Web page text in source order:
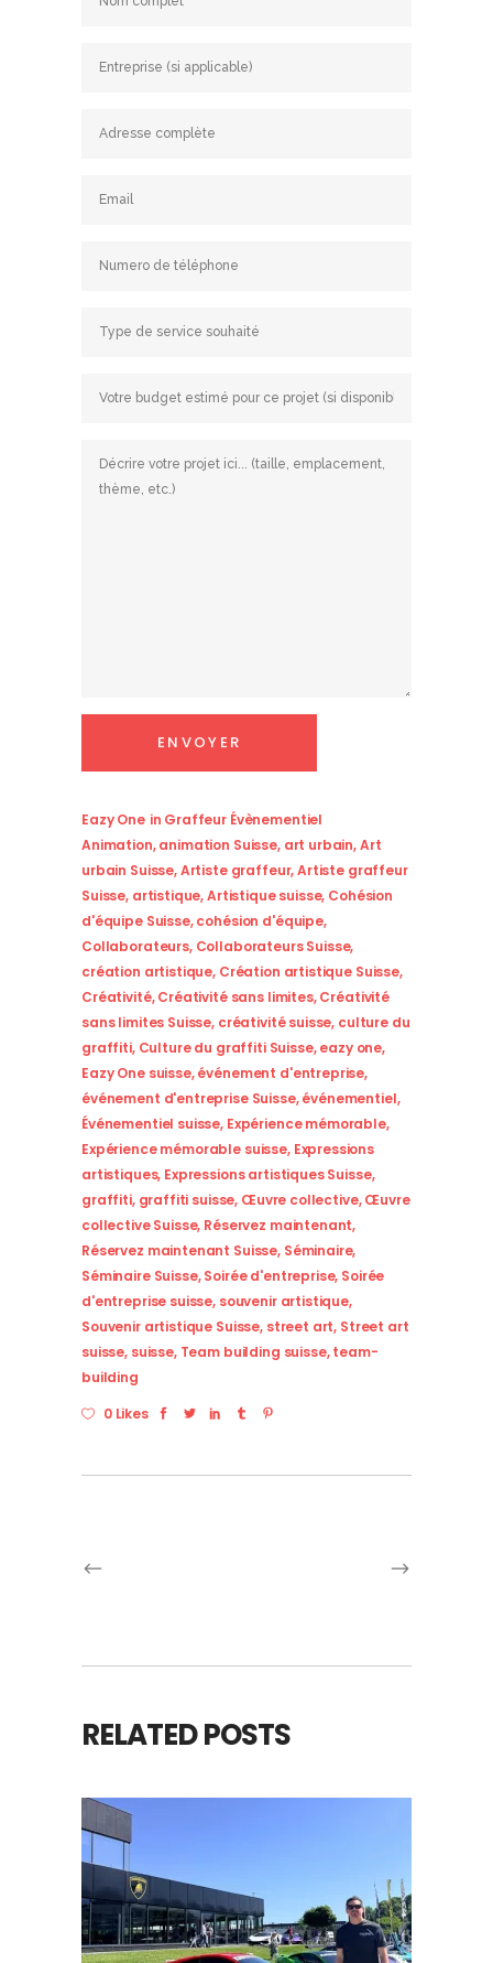
Eazy One in Graffeur Évènementiel
Animation,animation Suisse, art urbain,Art
urbain Suisse,Artiste graffeur,Artiste graffeur
Suisse, artistique,Artistique suisse, Cohésion
d'équipe Suisse,cohésion d'équipe,
Collaborateurs, Collaborateurs Suisse,
création artistique, Création artistique Suisse,
Créativité,Créativité sans limites,Créativité
sans limites Suisse, créativité suisse, culture du
graffiti, Culture du graffiti Suisse,eazy one,
Eazy One suisse,événement d'entreprise,
événement d'entreprise Suisse,événementiel,
Événementiel suisse, Expérience mémorable,
Expérience mémorable suisse, Expressions
artistiques, Expressions artistiques Suisse,
graffiti, graffiti suisse, Œuvre collective,Œuvre
collective Suisse, Réservez maintenant,
Réservez maintenant Suisse, Séminaire,
Séminaire Suisse,Soirée d'entreprise, Soirée
d'entreprise suisse, souvenir artistique,
Souvenir artistique Suisse, street art, Street art
suisse, suisse, Team building suisse,team-
building
0 Likes
RELATED POSTS